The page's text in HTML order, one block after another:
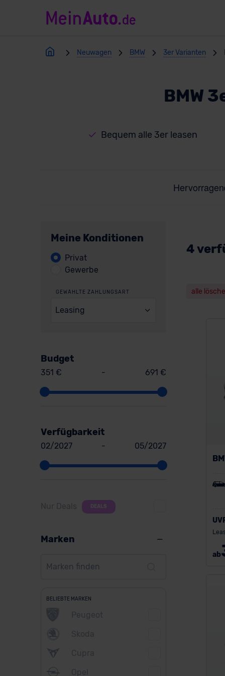
Neuwagen BMW 3er Varianten
BMW
Bequem alle 3er leasen
Meine Konditionen
Privat
Gewerbe
GEWÄHLTE ZAHLUNGSART
Leasing
Budget
351 € - 691 €
Verfügbarkeit
02/2027 - 05/2027
Nur Deals DEALS
Marken
BELIEBTE MARKEN
Peugeot
Skoda
Cupra
Opel
4
alle
ab